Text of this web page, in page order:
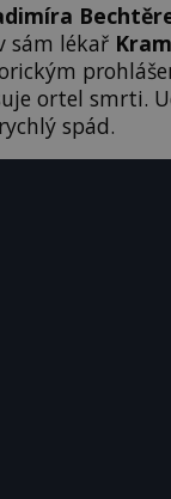
sám lékař
ortel smrti.
spád.